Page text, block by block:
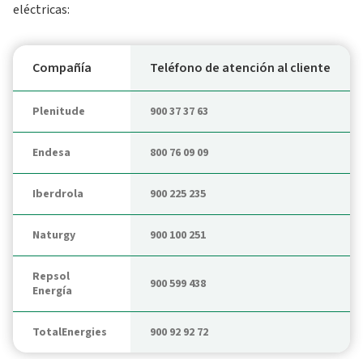
eléctricas:
Compañía Teléfono de atención al cliente
Plenitude 900 37 37 63
Endesa 800 76 09 09
Iberdrola 900 225 235
Naturgy 900 100 251
Repsol
Energía
900 599 438
TotalEnergies 900 92 92 72